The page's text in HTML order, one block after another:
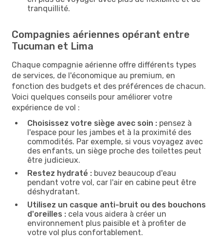
tranquillité.
Compagnies aériennes opérant entre
Tucuman et Lima
Chaque compagnie aérienne offre différents types
de services, de l'économique au premium, en
fonction des budgets et des préférences de chacun.
Voici quelques conseils pour améliorer votre
expérience de vol :
Choisissez votre siège avec soin : pensez à
l'espace pour les jambes et à la proximité des
commodités. Par exemple, si vous voyagez avec
des enfants, un siège proche des toilettes peut
être judicieux.
Restez hydraté : buvez beaucoup d'eau
pendant votre vol, car l'air en cabine peut être
déshydratant.
Utilisez un casque anti-bruit ou des bouchons
d'oreilles : cela vous aidera à créer un
environnement plus paisible et à profiter de
votre vol plus confortablement.